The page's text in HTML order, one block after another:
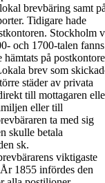
brevbäring samt
Tidigare hade
Stockholm
och 1700-talen fanns
hämtats på
brev som
städer av privata
till mottagaren
eller till
ta med sig
skulle betala
sk.
viktigaste
År 1855 infördes den